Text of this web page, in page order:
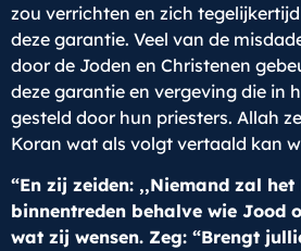
zou verrichten en zich
deze garantie. Veel van de
door de Joden en Christenen
deze garantie en vergeving die in
gesteld door hun priesters. Allah
Koran wat als volgt vertaald kan
“En zij zeiden: ,,Niemand zal
binnentreden behalve wie Jood
wat zij wensen. Zeg: “Brengt